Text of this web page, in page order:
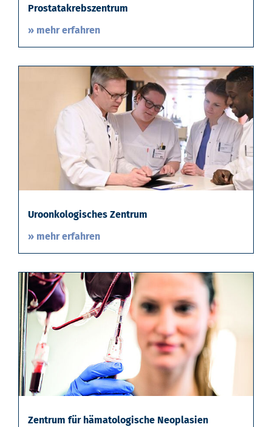
Prostatakrebszentrum
» mehr erfahren
Uroonkologisches Zentrum
» mehr erfahren
Zentrum für hämatologische Neoplasien